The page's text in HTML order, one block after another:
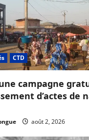
CTD
campagne
d’actes de
août 2, 2026